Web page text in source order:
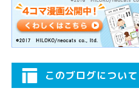
このブログについて